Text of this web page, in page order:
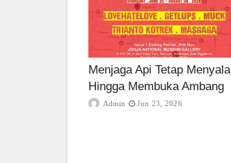
Menjaga Api Tetap Menyala
Hingga Membuka Ambang
Admin Jun 23, 2026